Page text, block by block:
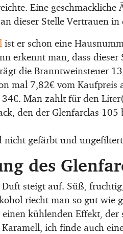
Eine
dieser Stelle Vertrauen
ist er schon eine
erkennt man, dass
die Branntweinsteuer
mal 7,82€ vom
Man zahlt für den
den der Glenfarclas
nicht gefärbt und
des
steigt auf. Süß,
riecht man so gut wie
kühlenden Effekt, der
ich finde auch